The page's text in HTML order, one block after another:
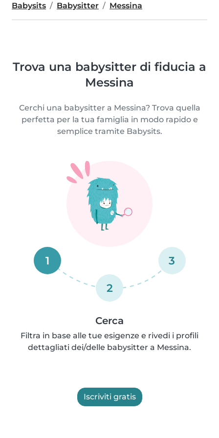
Babysits Babysitter Messina
Trova una babysitter di fiducia a
Messina
Cerchi una babysitter a Messina? Trova quella
perfetta per la tua famiglia in modo rapido e
semplice tramite Babysits.
1
2
3
Cerca
Filtra in base alle tue esigenze e rivedi i profili
dettagliati dei/delle babysitter a Messina.
Iscriviti gratis